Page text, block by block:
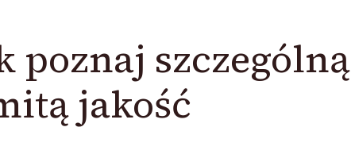
poznaj szczególną
jakość